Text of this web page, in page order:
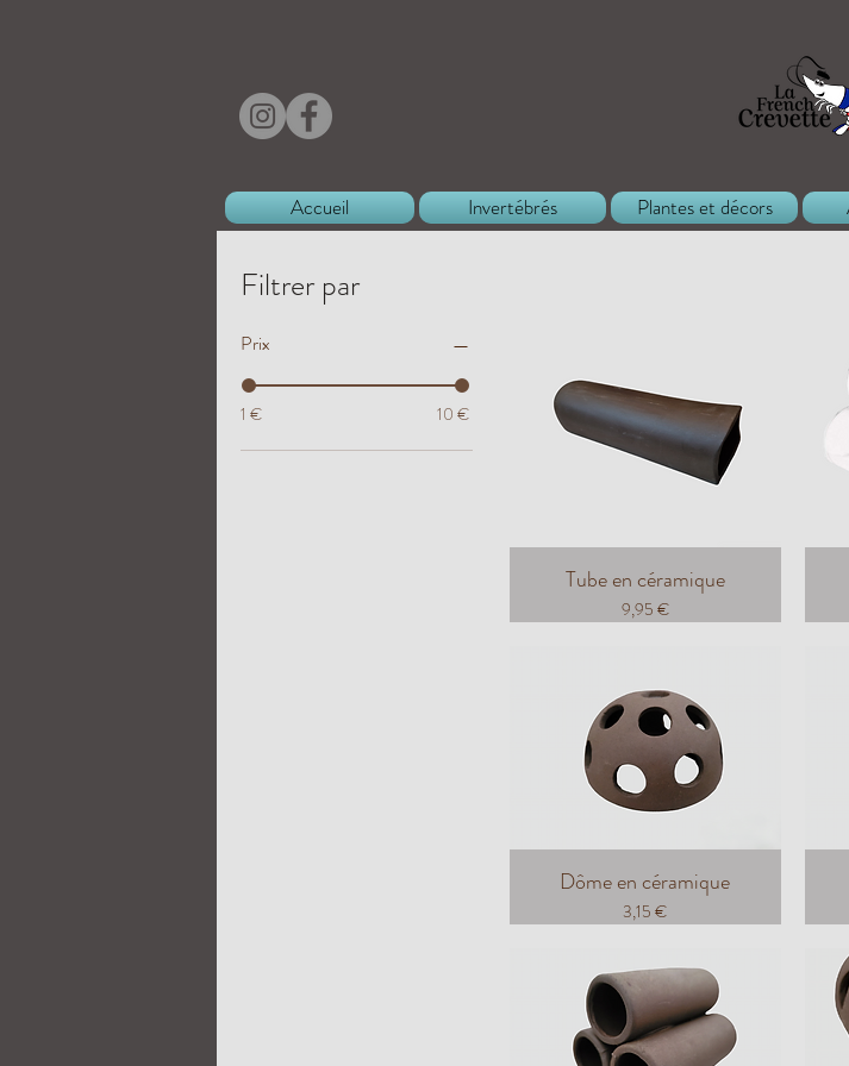
Accueil Invertébrés Plantes et décors
Filtrer par
Prix
1 € 10 €
Tube en céramique
Prix
9,95 €
Dôme en céramique
Prix
3,15 €